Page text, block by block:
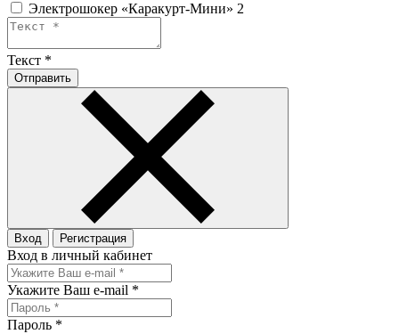
Электрошокер «Каракурт-Мини» 2
Текст *
Отправить
Вход Регистрация
Вход в личный кабинет
Укажите Ваш e-mail *
Пароль *